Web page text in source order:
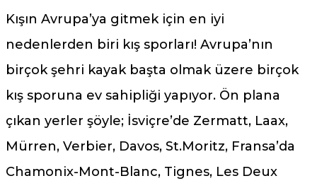
Kışın Avrupa’ya gitmek için en iyi
nedenlerden biri kış sporları! Avrupa’nın
birçok şehri kayak başta olmak üzere birçok
kış sporuna ev sahipliği yapıyor. Ön plana
çıkan yerler şöyle; İsviçre’de Zermatt, Laax,
Mürren, Verbier, Davos, St.Moritz, Fransa’da
Chamonix-Mont-Blanc, Tignes, Les Deux